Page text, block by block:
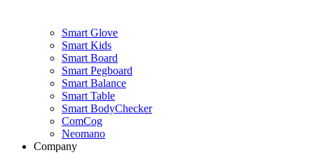
Smart Glove
Smart Kids
Smart Board
Smart Pegboard
Smart Balance
Smart Table
Smart BodyChecker
ComCog
Neomano
Company